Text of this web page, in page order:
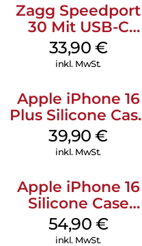
Zagg Speedport
30 Mit USB-C
Kabel Weiß
33,90 €
inkl. MwSt.
Apple iPhone 16
Plus Silicone
MagSafe Plum
39,90€
inkl. MwSt.
Apple iPhone 16
Silicone Case
MagSafe Black
54,90 €
inkl. MwSt.